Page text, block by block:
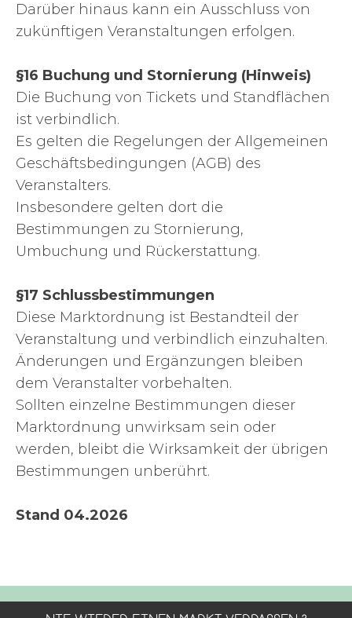
Darüber hinaus kann ein Ausschluss von
zukünftigen Veranstaltungen erfolgen.
§16 Buchung und Stornierung (Hinweis)
Die Buchung von Tickets und Standflächen
ist verbindlich.
Es gelten die Regelungen der Allgemeinen
Geschäftsbedingungen (AGB) des
Veranstalters.
Insbesondere gelten dort die
Bestimmungen zu Stornierung,
Umbuchung und Rückerstattung.
§17 Schlussbestimmungen
Diese Marktordnung ist Bestandteil der
Veranstaltung und verbindlich einzuhalten.
Änderungen und Ergänzungen bleiben
dem Veranstalter vorbehalten.
Sollten einzelne Bestimmungen dieser
Marktordnung unwirksam sein oder
werden, bleibt die Wirksamkeit der übrigen
Bestimmungen unberührt.
Stand 04.2026